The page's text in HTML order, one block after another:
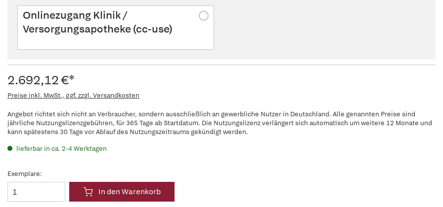
Onlinezugang Klinik /
Versorgungsapotheke (cc-use)
2.692,12 €*
Preise inkl. MwSt., ggf. zzgl. Versandkosten
Angebot richtet sich nicht an Verbraucher, sondern ausschließlich an gewerbliche Nutzer in Deutschland. Alle genannten Preise sind
jährliche Nutzungslizenzgebühren, für 365 Tage ab Startdatum. Die Nutzungslizenz verlängert sich automatisch um weitere 12 Monate und
kann spätestens 30 Tage vor Ablauf des Nutzungszeitraums gekündigt werden.
lieferbar in ca. 2-4 Werktagen
Exemplare:
In den Warenkorb